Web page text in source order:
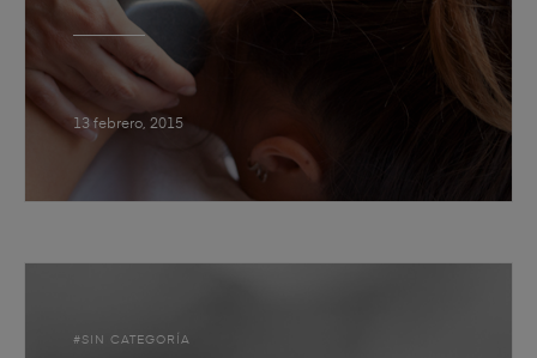
13 febrero, 2015
SIN CATEGORÍA